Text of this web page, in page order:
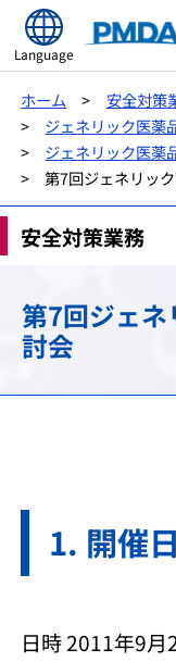
Language
ホーム 安全対策
ジェネリック医薬
ジェネリック医薬
第7回ジェネリッ
安全対策業務
第7回ジェ
討会
開催
日時 2011年9